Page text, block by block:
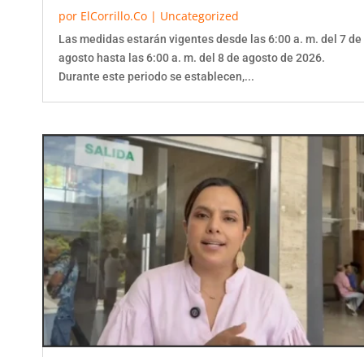
por ElCorrillo.Co | Uncategorized
Las medidas estarán vigentes desde las 6:00 a. m. del 7 de
agosto hasta las 6:00 a. m. del 8 de agosto de 2026.
Durante este periodo se establecen,...